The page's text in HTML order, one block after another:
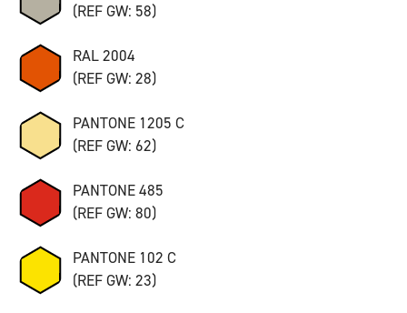
(REF GW: 58)
RAL 2004
(REF GW: 28)
PANTONE 1205 C
(REF GW: 62)
PANTONE 485
(REF GW: 80)
PANTONE 102 C
(REF GW: 23)